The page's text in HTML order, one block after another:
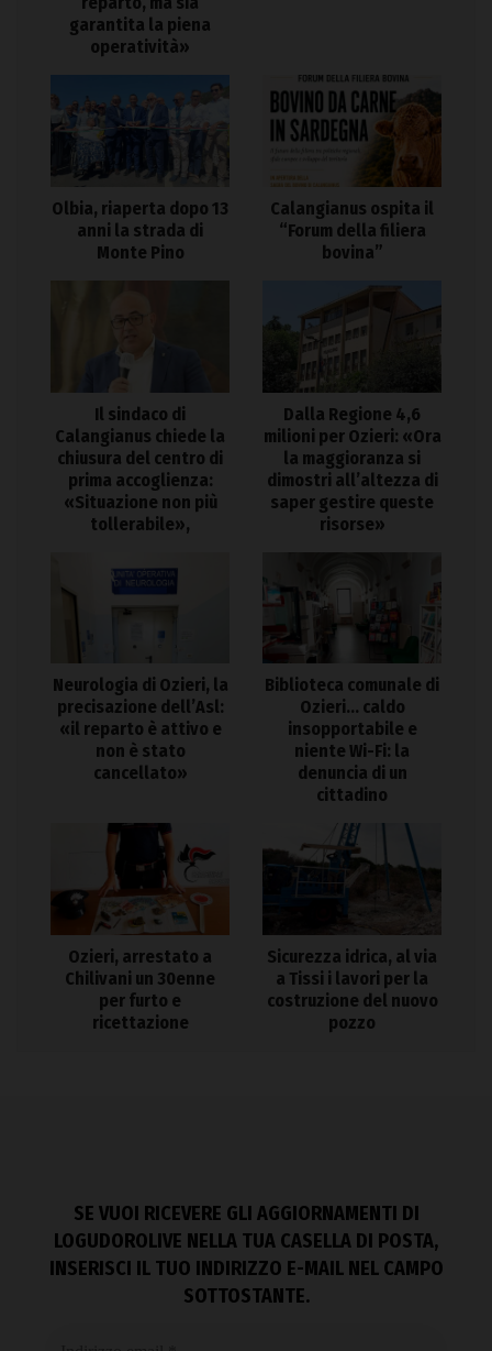
garantita la piena
operatività»
Olbia, riaperta dopo 13
anni la strada di
Monte Pino
Calangianus ospita il
“Forum della filiera
bovina”
Il sindaco di
Calangianus chiede la
chiusura del centro di
prima accoglienza:
«Situazione non più
tollerabile»,
Dalla Regione 4,6
milioni per Ozieri: «Ora
la maggioranza si
dimostri all’altezza di
saper gestire queste
risorse»
Neurologia di Ozieri, la
precisazione dell’Asl:
«il reparto è attivo e
non è stato
cancellato»
Biblioteca comunale di
Ozieri… caldo
insopportabile e
niente Wi-Fi: la
denuncia di un
cittadino
Ozieri, arrestato a
Chilivani un 30enne
per furto e
ricettazione
Sicurezza idrica, al via
a Tissi i lavori per la
costruzione del nuovo
pozzo
SE VUOI RICEVERE GLI AGGIORNAMENTI DI
LOGUDOROLIVE NELLA TUA CASELLA DI POSTA,
INSERISCI IL TUO INDIRIZZO E-MAIL NEL CAMPO
SOTTOSTANTE.